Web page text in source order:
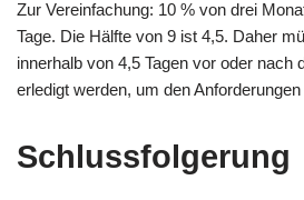
Zur Vereinfachung: 10 % von drei
Tage. Die Hälfte von 9 ist 4,5. Daher
innerhalb von 4,5 Tagen vor oder nach
erledigt werden, um den
Schlussfolgerung